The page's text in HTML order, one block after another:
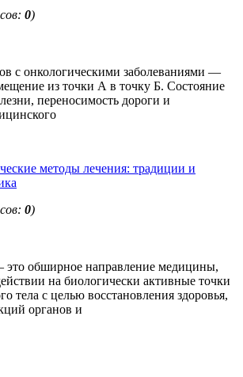
0)
с онкологическими заболеваниями —
из точки А в точку Б. Состояние
переносимость дороги и
методы лечения: традиции и
0)
это обширное направление медицины,
на биологически активные точки
тела с целью восстановления здоровья,
органов и